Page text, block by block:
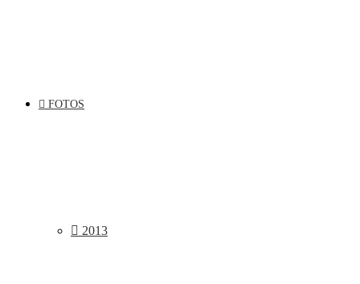
FOTOS
2013